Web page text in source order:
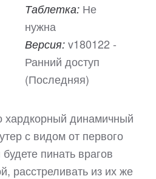
Таблетка: Не
нужна
Версия: v180122 -
Ранний доступ
(Последняя)
хардкорный динамичный
с видом от первого
пинать врагов
расстреливать из их же